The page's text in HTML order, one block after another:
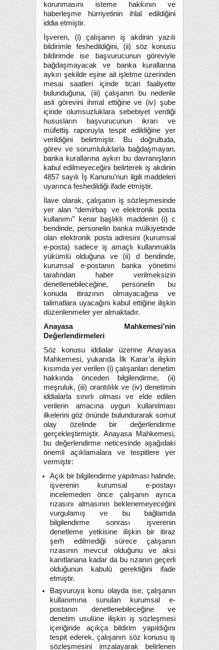
korunmasını isteme hakkının ve
haberleşme hürriyetinin ihlal edildiğini
iddia etmiştir.
İşveren, (i) çalışanın iş akdinin yazılı
bildirimle feshedildiğini, (ii) söz konusu
bildirimde ise başvurucunun göreviyle
bağdaşmayacak ve banka kurallarına
aykırı şekilde eşine ait işletme üzerinden
mesai saatleri içinde ticari faaliyette
bulunduğuna, (iii) çalışanın bu nedenle
asli görevini ihmal ettiğine ve (iv) şube
içinde olumsuzluklara sebebiyet verdiği
hususların başvurucunun ikrarı ve
müfettiş raporuyla tespit edildiğine yer
verildiğini belirtmiştir. Bu doğrultuda,
görev ve sorumluluklarla bağdaşmayan,
banka kurallarına aykırı bu davranışların
kabul edilmeyeceğini belirterek iş akdinin
4857 sayılı İş Kanunu’nun ilgili maddeleri
uyarınca feshedildiği ifade etmiştir.
İlave olarak, çalışanın iş sözleşmesinde
yer alan “demirbaş ve elektronik posta
kullanımı” kenar başlıklı maddenin (i) c
bendinde, personelin banka mülkiyetinde
olan elektronik posta adresini (kurumsal
e-posta) sadece iş amaçlı kullanmakla
yükümlü olduğuna ve (ii) d bendinde,
kurumsal e-postanın banka yönetimi
tarafından haber verilmeksizin
denetlenebileceğine, personelin bu
konuda itirazının olmayacağına ve
talimatlara uyacağını kabul ettiğine ilişkin
düzenlenmeler yer almaktadır.
Anayasa Mahkemesi’nin
Değerlendirmeleri
Söz konusu iddialar üzerine Anayasa
Mahkemesi, yukarıda İlk Karar’a ilişkin
kısımda yer verilen (i) çalışanları denetim
hakkında önceden bilgilendirme, (ii)
meşruluk, (iii) orantılılık ve (iv) denetimin
iddialarla sınırlı olması ve elde edilen
verilerin amacına uygun kullanılması
ilkelerini göz önünde bulundurarak somut
olay özelinde bir değerlendirme
gerçekleştirmiştir. Anayasa Mahkemesi,
bu değerlendirme neticesinde aşağıdaki
önemli açıklamalara ve tespitlere yer
vermiştir:
Açık bir bilgilendirme yapılması halinde,
işverenin kurumsal e-postayı
incelemeden önce çalışanın ayrıca
rızasını almasının beklenemeyeceğini
vurgulamış ve bu bağlamda
bilgilendirme sonrası işverenin
denetleme yetkisine ilişkin bir itiraz
şerh edilmediği sürece çalışanın
rızasının mevcut olduğunu ve aksi
kanıtlanana kadar da bu rızanın geçerli
olduğunun kabulü gerektiğini ifade
etmiştir.
Başvuruya konu olayda ise, çalışanın
kullanımına sunulan kurumsal e-
postanın denetlenebileceğine ve
denetim usulüne ilişkin iş sözleşmesi
içeriğinde açıkça bildirim yapıldığını
tespit ederek, çalışanın söz konusu iş
sözleşmesini imzalayarak belirlenen